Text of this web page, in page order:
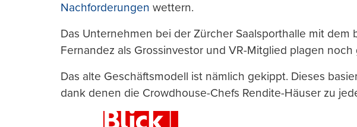
Nachforderungen wettern.
Das Unternehmen bei der Zürcher Saalsporthalle mit dem
Fernandez als Grossinvestor und VR-Mitglied plagen noch
Das alte Geschäftsmodell ist nämlich gekippt. Dieses
dank denen die Crowdhouse-Chefs Rendite-Häuser zu